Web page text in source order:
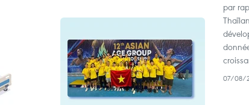
par
07/08/